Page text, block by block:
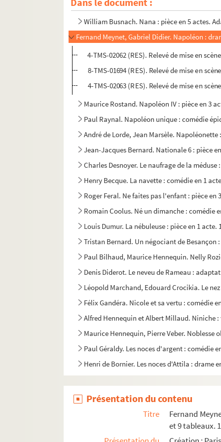
Yves Mirande, Henri Géroule. Le
William Busnach. Nana : pièce en 5 actes.
Fernand Meynet, Gabriel Didier. Napoléon :
4-TMS-02062 (RES). Relevé de mise en
8-TMS-01694 (RES). Relevé de mise en
4-TMS-02063 (RES). Relevé de mise en
Maurice Rostand. Napoléon IV : pièce en 3
Paul Raynal. Napoléon unique : comédie
André de Lorde, Jean Marsèle.
Jean-Jacques Bernard. Nationale 6 : pièce
Charles Desnoyer. Le naufrage de la méduse
Henry Becque. La navette : comédie en 1
Roger Feral. Ne faites pas l'enfant : pièce en
Romain Coolus. Né un dimanche : comédie
Louis Dumur. La nébuleuse : pièce en 1 acte.
Tristan Bernard. Un négociant de Besançon
Paul Bilhaud, Maurice Hennequin. Nelly
Denis Diderot. Le neveu de Rameau :
Léopold Marchand, Edouard Crocikia. Le
Félix Gandéra. Nicole et sa vertu : comédie
Alfred Hennequin et Albert Millaud. Niniche :
Maurice Hennequin, Pierre Veber. Noblesse
Paul Géraldy. Les noces d'argent : comédie
Henri de Bornier. Les noces d'Attila : drame
Alfred Delacour, Adolphe Jaime. Les noces
Henri Chivot, Alfred Duru. Les noces d'un
René Gamy. Un Noël au hameau : comédie
Présentation du contenu
Titre
Fernand
et 9 tableaux.